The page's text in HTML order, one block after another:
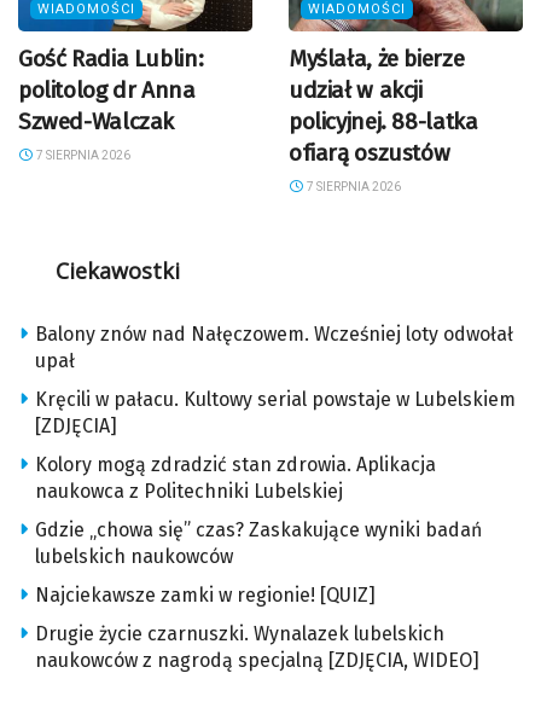
WIADOMOŚCI
Gość Radia Lublin:
politolog dr Anna
Szwed-Walczak
7 SIERPNIA 2026
WIADOMOŚCI
Myślała, że bierze
udział w akcji
policyjnej. 88-latka
ofiarą oszustów
7 SIERPNIA 2026
Ciekawostki
Balony znów nad Nałęczowem. Wcześniej loty odwołał
upał
Kręcili w pałacu. Kultowy serial powstaje w Lubelskiem
[ZDJĘCIA]
Kolory mogą zdradzić stan zdrowia. Aplikacja
naukowca z Politechniki Lubelskiej
Gdzie „chowa się” czas? Zaskakujące wyniki badań
lubelskich naukowców
Najciekawsze zamki w regionie! [QUIZ]
Drugie życie czarnuszki. Wynalazek lubelskich
naukowców z nagrodą specjalną [ZDJĘCIA, WIDEO]